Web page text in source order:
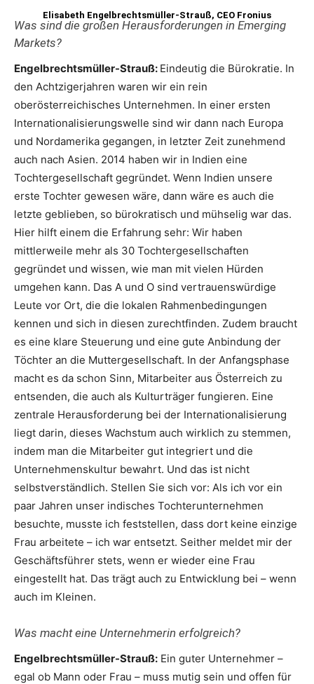
Elisabeth Engelbrechtsmüller-Strauß, CEO Fronius
Was sind die großen Herausforderungen in Emerging
Markets?
Engelbrechtsmüller-Strauß: Eindeutig die Bürokratie. In
den Achtzigerjahren waren wir ein rein
oberösterreichisches Unternehmen. In einer ersten
Internationalisierungswelle sind wir dann nach Europa
und Nordamerika gegangen, in letzter Zeit zunehmend
auch nach Asien. 2014 haben wir in Indien eine
Tochtergesellschaft gegründet. Wenn Indien unsere
erste Tochter gewesen wäre, dann wäre es auch die
letzte geblieben, so bürokratisch und mühselig war das.
Hier hilft einem die Erfahrung sehr: Wir haben
mittlerweile mehr als 30 Tochtergesellschaften
gegründet und wissen, wie man mit vielen Hürden
umgehen kann. Das A und O sind vertrauenswürdige
Leute vor Ort, die die lokalen Rahmenbedingungen
kennen und sich in diesen zurechtfinden. Zudem braucht
es eine klare Steuerung und eine gute Anbindung der
Töchter an die Muttergesellschaft. In der Anfangsphase
macht es da schon Sinn, Mitarbeiter aus Österreich zu
entsenden, die auch als Kulturträger fungieren. Eine
zentrale Herausforderung bei der Internationalisierung
liegt darin, dieses Wachstum auch wirklich zu stemmen,
indem man die Mitarbeiter gut integriert und die
Unternehmenskultur bewahrt. Und das ist nicht
selbstverständlich. Stellen Sie sich vor: Als ich vor ein
paar Jahren unser indisches Tochterunternehmen
besuchte, musste ich feststellen, dass dort keine einzige
Frau arbeitete – ich war entsetzt. Seither meldet mir der
Geschäftsführer stets, wenn er wieder eine Frau
eingestellt hat. Das trägt auch zu Entwicklung bei – wenn
auch im Kleinen.
Was macht eine Unternehmerin erfolgreich?
Engelbrechtsmüller-Strauß: Ein guter Unternehmer –
egal ob Mann oder Frau – muss mutig sein und offen für